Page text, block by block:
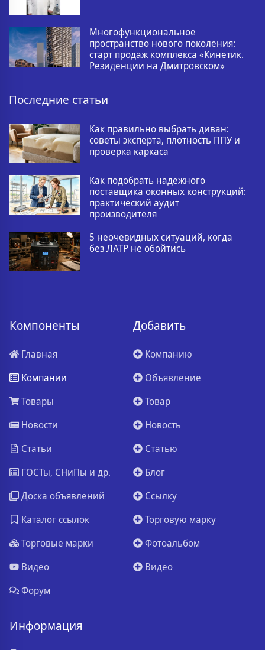
Многофункциональное
пространство нового поколения:
старт продаж комплекса «Кинетик.
Резиденции на Дмитровском»
Последние статьи
Как правильно выбрать диван:
советы эксперта, плотность ППУ и
проверка каркаса
Как подобрать надежного
поставщика оконных конструкций:
практический аудит
производителя
5 неочевидных ситуаций, когда
без ЛАТР не обойтись
Компоненты
Главная
Компании
Товары
Новости
Статьи
ГОСТы, СНиПы и др.
Доска объявлений
Каталог ссылок
Торговые марки
Видео
Форум
Добавить
Компанию
Объявление
Товар
Новость
Статью
Блог
Ссылку
Торговую марку
Фотоальбом
Видео
Информация